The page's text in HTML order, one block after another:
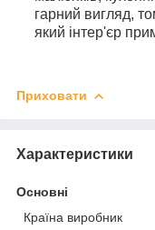
гарний вигляд,
який інтер'єр
Приховати
Характеристики
Основні
Країна виробник